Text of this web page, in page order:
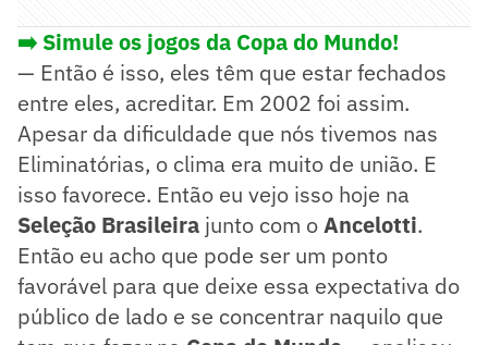
➡️ Simule os jogos da Copa do Mundo!
— Então é isso, eles têm que estar fechados
entre eles, acreditar. Em 2002 foi assim.
Apesar da dificuldade que nós tivemos nas
Eliminatórias, o clima era muito de união. E
isso favorece. Então eu vejo isso hoje na
Seleção Brasileira junto com oAncelotti.
Então eu acho que pode ser um ponto
favorável para que deixe essa expectativa do
público de lado e se concentrar naquilo que